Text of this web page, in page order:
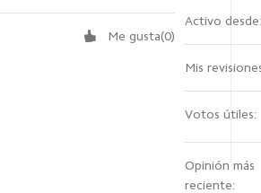
Me gusta(0)
Activo desde:
Mis
Votos útiles:
Opinión más
reciente: